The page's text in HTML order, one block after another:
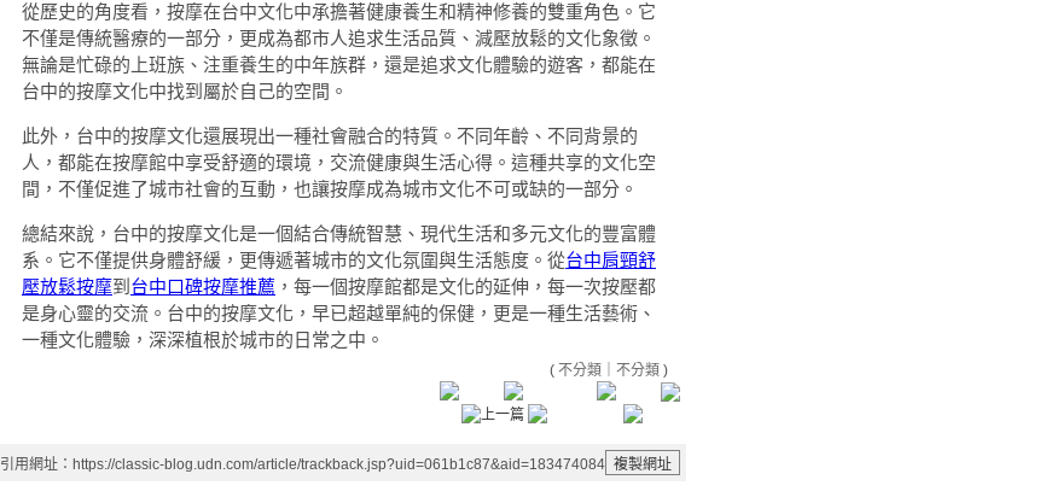
從歷史的角度看，按摩在台中文化中承擔著健康養生和精神修養的雙重角色。它
不僅是傳統醫療的一部分，更成為都市人追求生活品質、減壓放鬆的文化象徵。
無論是忙碌的上班族、注重養生的中年族群，還是追求文化體驗的遊客，都能在
台中的按摩文化中找到屬於自己的空間。
此外，台中的按摩文化還展現出一種社會融合的特質。不同年齡、不同背景的
人，都能在按摩館中享受舒適的環境，交流健康與生活心得。這種共享的文化空
間，不僅促進了城市社會的互動，也讓按摩成為城市文化不可或缺的一部分。
總結來說，台中的按摩文化是一個結合傳統智慧、現代生活和多元文化的豐富體
系。它不僅提供身體舒緩，更傳遞著城市的文化氛圍與生活態度。從台中肩頸舒
壓放鬆按摩到 台中口碑按摩推薦 ，每一個按摩館都是文化的延伸，每一次按壓都
是身心靈的交流。台中的按摩文化，早已超越單純的保健，更是一種生活藝術、
一種文化體驗，深深植根於城市的日常之中。
( 不分類 不分類 )
引用網址：https://classic-blog.udn.com/article/trackback.jsp?uid=061b1c87&aid=183474084